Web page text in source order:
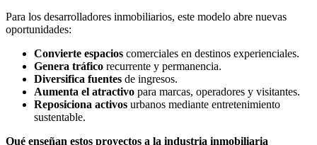
Para los desarrolladores inmobiliarios, este modelo abre nuevas
oportunidades:
Convierte espacios comerciales en destinos experienciales.
Genera tráfico recurrente y permanencia.
Diversifica fuentes de ingresos.
Aumenta el atractivo para marcas, operadores y visitantes.
Reposiciona activos urbanos mediante entretenimiento
sustentable.
Qué enseñan estos proyectos a la industria inmobiliaria